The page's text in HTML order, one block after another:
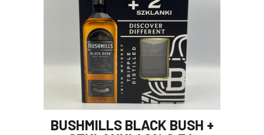
BUSHMILLS BLACK BUSH +